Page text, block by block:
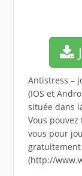
Antistress –
(IOS et
située dans
Vous
vous pour
(http://